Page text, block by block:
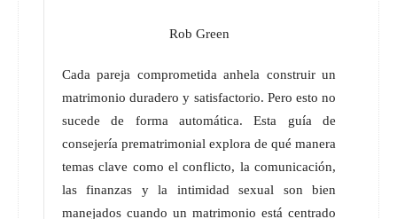
Rob Green
Cada pareja comprometida anhela construir un
matrimonio duradero y satisfactorio. Pero esto no
sucede de forma automática. Esta guía de
consejería prematrimonial explora de qué manera
temas clave como el conflicto, la comunicación,
las finanzas y la intimidad sexual son bien
manejados cuando un matrimonio está centrado